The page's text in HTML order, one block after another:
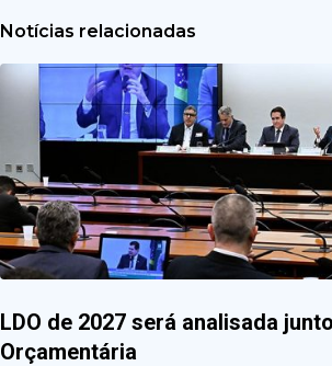
Notícias relacionadas
LDO de 2027 será analisada
Orçamentária